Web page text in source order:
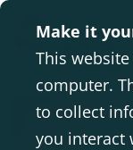
Make it
This
computer.
to collect
you interact